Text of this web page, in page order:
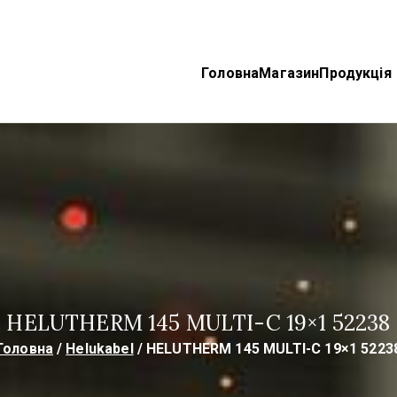
ГоловнаМагазинПродукція
HELUTHERM 145 MULTI-C 19×1 52238
Helukabel HELUTHERM 145 MULTI-C 19×1